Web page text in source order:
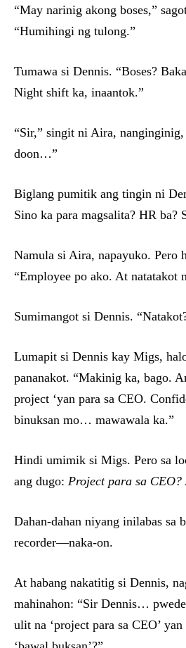
“May narinig akong boses,”
“Humihingi ng tulong.”
Tumawa si Dennis. “Boses?
Night shift ka, inaantok.”
“Sir,” singit ni Aira, nanginginig,
doon…”
Biglang pumitik ang tingin ni
Sino ka para magsalita? HR ba?
Namula si Aira, napayuko. Pero
“Employee po ako. At natatakot
Sumimangot si Dennis.
Lumapit si Dennis kay Migs,
pananakot. “Makinig ka, bago.
project ‘yan para sa CEO.
binuksan mo… mawawala ka.”
Hindi umimik si Migs. Pero sa
ang dugo: Project para sa CEO?
Dahan-dahan niyang inilabas sa
recorder—naka-on.
At habang nakatitig si Dennis,
mahinahon: “Sir Dennis…
ulit na ‘project para sa CEO’